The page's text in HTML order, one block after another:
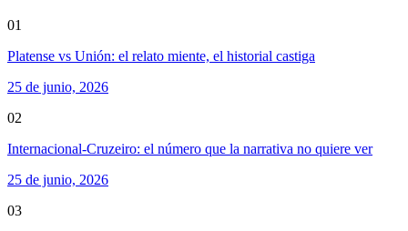
01
Platense vs Unión: el relato miente, el historial castiga
25 de junio, 2026
02
Internacional-Cruzeiro: el número que la narrativa no quiere ver
25 de junio, 2026
03